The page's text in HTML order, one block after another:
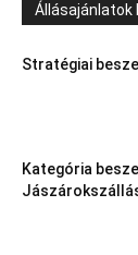
Állásajánlatok
Stratégiai
Kategória